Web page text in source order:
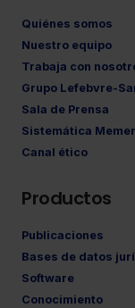
Quiénes somos
Nuestro equipo
Trabaja con
Grupo Lefebvre-
Sala de Prensa
Sistemática
Canal ético
Productos
Publicaciones
Bases de datos
Software
Conocimiento